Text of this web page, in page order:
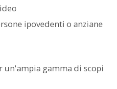
ipovedenti o anziane
un'ampia gamma di scopi